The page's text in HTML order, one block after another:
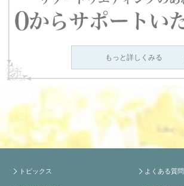
もっと詳しくみる
トピックス よくある質問